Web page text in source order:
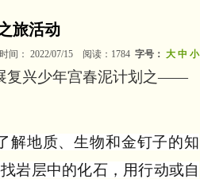
旅活动
间： 2022/07/15 阅读：1784 字号： 大 中 小
复兴少年宫春泥计划之——
解地质、生物和金钉子的知
岩层中的化石，用行动或自